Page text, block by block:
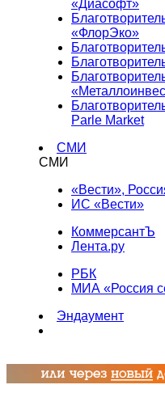
«Диасофт»
«ФлорЭко»
Parle Market
СМИ
СМИ
«Вести»,
ИС «Вести»
КоммерсантЪ
Лента.ру
РБК
МИА «Россия
Эндаумент